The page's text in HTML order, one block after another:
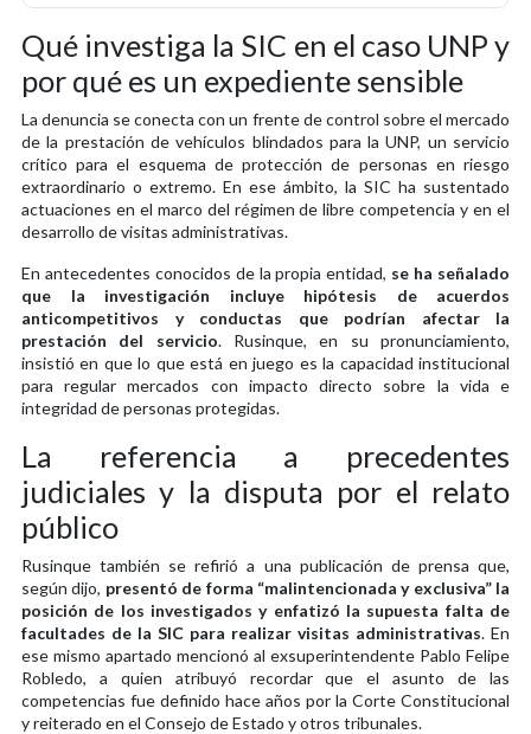
Qué investiga la SIC en el caso UNP y
por qué es un expediente sensible
La denuncia se conecta con un frente de control sobre el mercado
de la prestación de vehículos blindados para la UNP, un servicio
crítico para el esquema de protección de personas en riesgo
extraordinario o extremo. En ese ámbito, la SIC ha sustentado
actuaciones en el marco del régimen de libre competencia y en el
desarrollo de visitas administrativas.
En antecedentes conocidos de la propia entidad, se ha señalado
que la investigación incluye hipótesis de acuerdos
anticompetitivos y conductas que podrían afectar la
prestación del servicio. Rusinque, en su pronunciamiento,
insistió en que lo que está en juego es la capacidad institucional
para regular mercados con impacto directo sobre la vida e
integridad de personas protegidas.
La referencia a precedentes
judiciales y la disputa por el relato
público
Rusinque también se refirió a una publicación de prensa que,
según dijo, presentó de forma “malintencionada y exclusiva” la
posición de los investigados y enfatizó la supuesta falta de
facultades de la SIC para realizar visitas administrativas. En
ese mismo apartado mencionó al exsuperintendente Pablo Felipe
Robledo, a quien atribuyó recordar que el asunto de las
competencias fue definido hace años por la Corte Constitucional
y reiterado en el Consejo de Estado y otros tribunales.